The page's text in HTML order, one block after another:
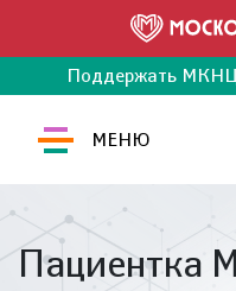
Поддержать МКНЦ!
МЕНЮ
Пациентка